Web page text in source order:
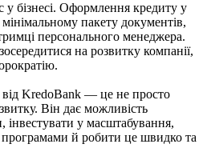
бізнесі. Оформлення кредиту у
пакету документів,
персонального менеджера.
на розвитку компанії,
від KredoBank — це не просто
Він дає можливість
інвестувати у масштабування,
й робити це швидко та